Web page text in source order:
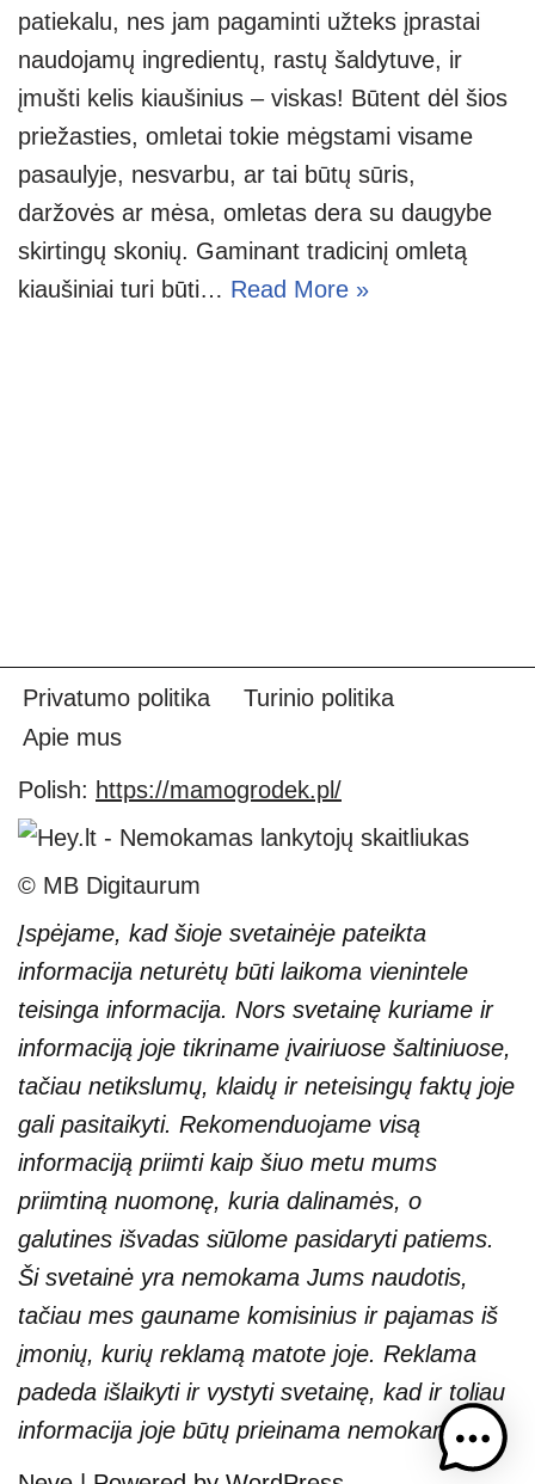
patiekalu, nes jam pagaminti užteks įprastai
naudojamų ingredientų, rastų šaldytuve, ir
įmušti kelis kiaušinius – viskas! Būtent dėl šios
priežasties, omletai tokie mėgstami visame
pasaulyje, nesvarbu, ar tai būtų sūris,
daržovės ar mėsa, omletas dera su daugybe
skirtingų skonių. Gaminant tradicinį omletą
kiaušiniai turi būti… Read More »
Privatumo politika
Turinio politika
Apie mus
Polish: https://mamogrodek.pl/
© MB Digitaurum
Įspėjame, kad šioje svetainėje pateikta
informacija neturėtų būti laikoma vienintele
teisinga informacija. Nors svetainę kuriame ir
informaciją joje tikriname įvairiuose šaltiniuose,
tačiau netikslumų, klaidų ir neteisingų faktų joje
gali pasitaikyti. Rekomenduojame visą
informaciją priimti kaip šiuo metu mums
priimtiną nuomonę, kuria dalinamės, o
galutines išvadas siūlome pasidaryti patiems.
Ši svetainė yra nemokama Jums naudotis,
tačiau mes gauname komisinius ir pajamas iš
įmonių, kurių reklamą matote joje. Reklama
padeda išlaikyti ir vystyti svetainę, kad ir toliau
informacija joje būtų prieinama nemokamai.